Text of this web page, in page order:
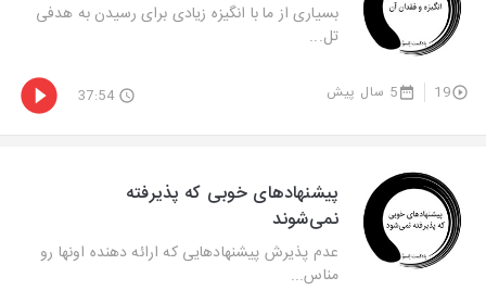
بسیاری از ما با انگیزه زیادی برای رسیدن به هدفی
تل...
19 5 سال پیش 37:54
پیشنهادهای خوبی که پذیرفته
نمی‌شوند
عدم پذیرش پیشنهادهایی که ارائه دهنده اونها رو
مناس...